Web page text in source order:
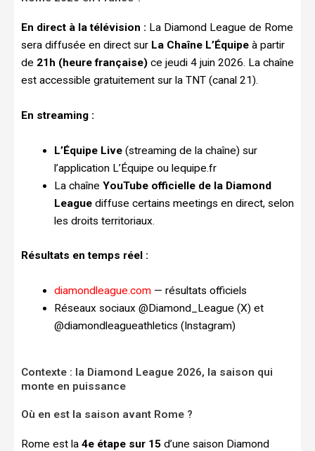
En direct à la télévision : La Diamond League de Rome
sera diffusée en direct sur La Chaîne L’Équipe à partir
de 21h (heure française) ce jeudi 4 juin 2026. La chaîne
est accessible gratuitement sur la TNT (canal 21).
En streaming :
L’Équipe Live(streaming de la chaîne) sur
l’application L’Équipe ou lequipe.fr
La chaîne YouTube officielle de la Diamond
Leaguediffuse certains meetings en direct, selon
les droits territoriaux.
Résultats en temps réel :
diamondleague.com— résultats officiels
Réseaux sociaux @Diamond_League (X) et
@diamondleagueathletics (Instagram)
Contexte : la Diamond League 2026, la saison qui
monte en puissance
Où en est la saison avant Rome ?
Rome est la 4e étape sur 15 d’une saison Diamond